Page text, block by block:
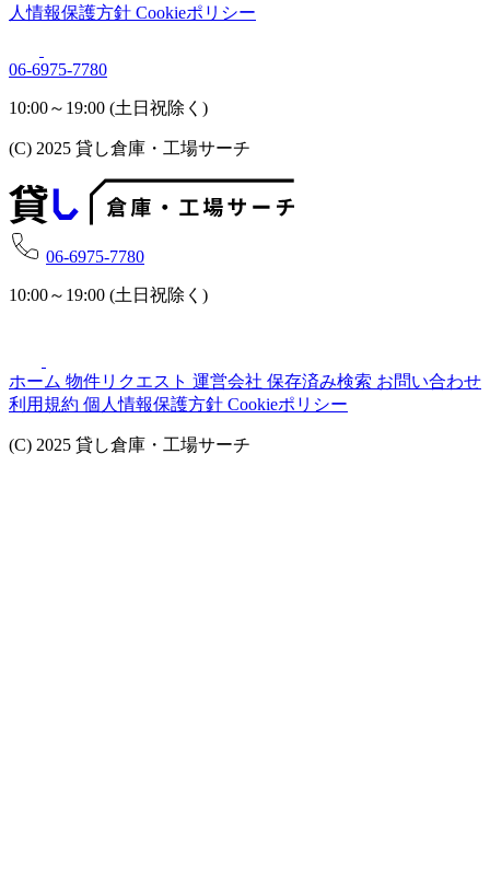
人情報保護方針 Cookieポリシー
06-6975-7780
10:00～19:00 (土日祝除く)
(C) 2025 貸し倉庫・工場サーチ
06-6975-7780
10:00～19:00 (土日祝除く)
ホーム 物件リクエスト 運営会社 保存済み検索 お問い合わせ
利用規約 個人情報保護方針 Cookieポリシー
(C) 2025 貸し倉庫・工場サーチ